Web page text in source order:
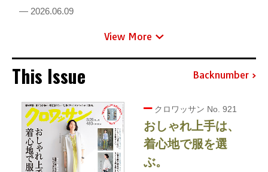
— 2026.06.09
View More
This Issue Backnumber
クロワッサン No. 921
おしゃれ上手は、
着心地で服を選
ぶ。